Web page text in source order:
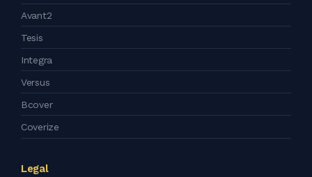
Avant2
Tesis
Integra
Versus
Bcover
Coverize
Legal